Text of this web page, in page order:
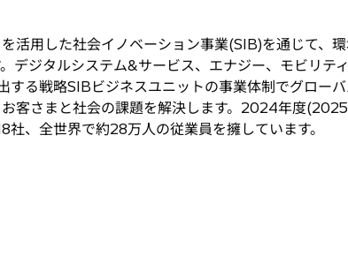
活用した社会イノベーション事業(SIB)を通じて、
デジタルシステム&サービス、エナジー、モビリテ
する戦略SIBビジネスユニットの事業体制でグロー
客さまと社会の課題を解決します。2024年度
、全世界で約28万人の従業員を擁しています。